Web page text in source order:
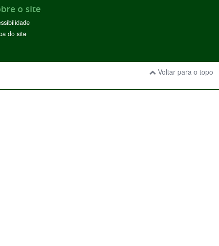
o site
do site
Voltar para o topo